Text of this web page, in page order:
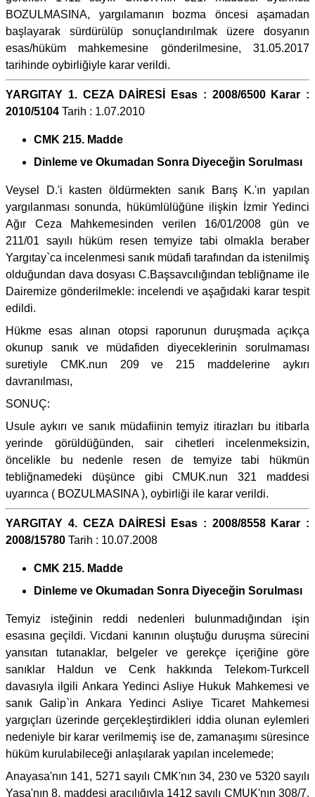
BOZULMASINA, yargılamanın bozma öncesi aşamadan
başlayarak sürdürülüp sonuçlandırılmak üzere dosyanın
esas/hüküm mahkemesine gönderilmesine, 31.05.2017
tarihinde oybirliğiyle karar verildi.
YARGITAY 1. CEZA DAİRESİ Esas : 2008/6500 Karar :
2010/5104 Tarih : 1.07.2010
CMK 215. Madde
Dinleme ve Okumadan Sonra Diyeceğin Sorulması
Veysel D.'i kasten öldürmekten sanık Barış K.'ın yapılan
yargılanması sonunda, hükümlülüğüne ilişkin İzmir Yedinci
Ağır Ceza Mahkemesinden verilen 16/01/2008 gün ve
211/01 sayılı hüküm resen temyize tabi olmakla beraber
Yargıtay`ca incelenmesi sanık müdafi tarafından da istenilmiş
olduğundan dava dosyası C.Başsavcılığından tebliğname ile
Dairemize gönderilmekle: incelendi ve aşağıdaki karar tespit
edildi.
Hükme esas alınan otopsi raporunun duruşmada açıkça
okunup sanık ve müdafiden diyeceklerinin sorulmaması
suretiyle CMK.nun 209 ve 215 maddelerine aykırı
davranılması,
SONUÇ:
Usule aykırı ve sanık müdafiinin temyiz itirazları bu itibarla
yerinde görüldüğünden, sair cihetleri incelenmeksizin,
öncelikle bu nedenle resen de temyize tabi hükmün
tebliğnamedeki düşünce gibi CMUK.nun 321 maddesi
uyarınca ( BOZULMASINA ), oybirliği ile karar verildi.
YARGITAY 4. CEZA DAİRESİ Esas : 2008/8558 Karar :
2008/15780 Tarih : 10.07.2008
CMK 215. Madde
Dinleme ve Okumadan Sonra Diyeceğin Sorulması
Temyiz isteğinin reddi nedenleri bulunmadığından işin
esasına geçildi. Vicdani kanının oluştuğu duruşma sürecini
yansıtan tutanaklar, belgeler ve gerekçe içeriğine göre
sanıklar Haldun ve Cenk hakkında Telekom-Turkcell
davasıyla ilgili Ankara Yedinci Asliye Hukuk Mahkemesi ve
sanık Galip`in Ankara Yedinci Asliye Ticaret Mahkemesi
yargıçları üzerinde gerçekleştirdikleri iddia olunan eylemleri
nedeniyle bir karar verilmemiş ise de, zamanaşımı süresince
hüküm kurulabileceği anlaşılarak yapılan incelemede;
Anayasa'nın 141, 5271 sayılı CMK'nın 34, 230 ve 5320 sayılı
Yasa'nın 8. maddesi aracılığıyla 1412 sayılı CMUK'nın 308/7.